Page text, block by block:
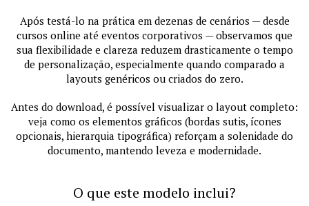
Após testá-lo na prática em dezenas de cenários — desde
cursos online até eventos corporativos — observamos que
sua flexibilidade e clareza reduzem drasticamente o tempo
de personalização, especialmente quando comparado a
layouts genéricos ou criados do zero.
Antes do download, é possível visualizar o layout completo:
veja como os elementos gráficos (bordas sutis, ícones
opcionais, hierarquia tipográfica) reforçam a solenidade do
documento, mantendo leveza e modernidade.
O que este modelo inclui?